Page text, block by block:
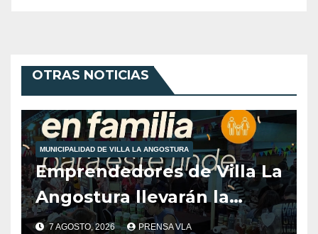
OTRAS NOTICIAS
MUNICIPALIDAD DE VILLA LA ANGOSTURA
Emprendedores de Villa La
Angostura llevarán la
producción local a Tienda
7 AGOSTO, 2026 PRENSA VLA